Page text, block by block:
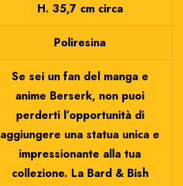
H. 35,7 cm circa
Poliresina
Se sei un fan del manga e
anime Berserk, non puoi
perderti l’opportunità di
aggiungere una statua unica e
impressionante alla tua
collezione. La Bard & Bish